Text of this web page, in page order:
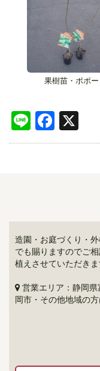
果樹苗・ポポー
Line
造園・お庭づくり・
でも賜りますのでご
植えさせていただきま
営業エリア：静岡
岡市・その他地域の方